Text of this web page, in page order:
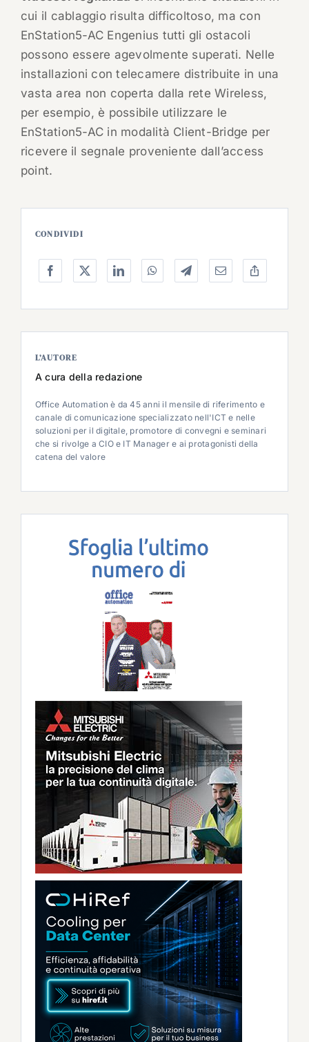
cui il cablaggio risulta difficoltoso, ma con
EnStation5-AC Engenius tutti gli ostacoli
possono essere agevolmente superati. Nelle
installazioni con telecamere distribuite in una
vasta area non coperta dalla rete Wireless,
per esempio, è possibile utilizzare le
EnStation5-AC in modalità Client-Bridge per
ricevere il segnale proveniente dall’access
point.
CONDIVIDI
L’AUTORE
A cura della redazione
Office Automation è da 45 anni il mensile di riferimento e
canale di comunicazione specializzato nell'ICT e nelle
soluzioni per il digitale, promotore di convegni e seminari
che si rivolge a CIO e IT Manager e ai protagonisti della
catena del valore